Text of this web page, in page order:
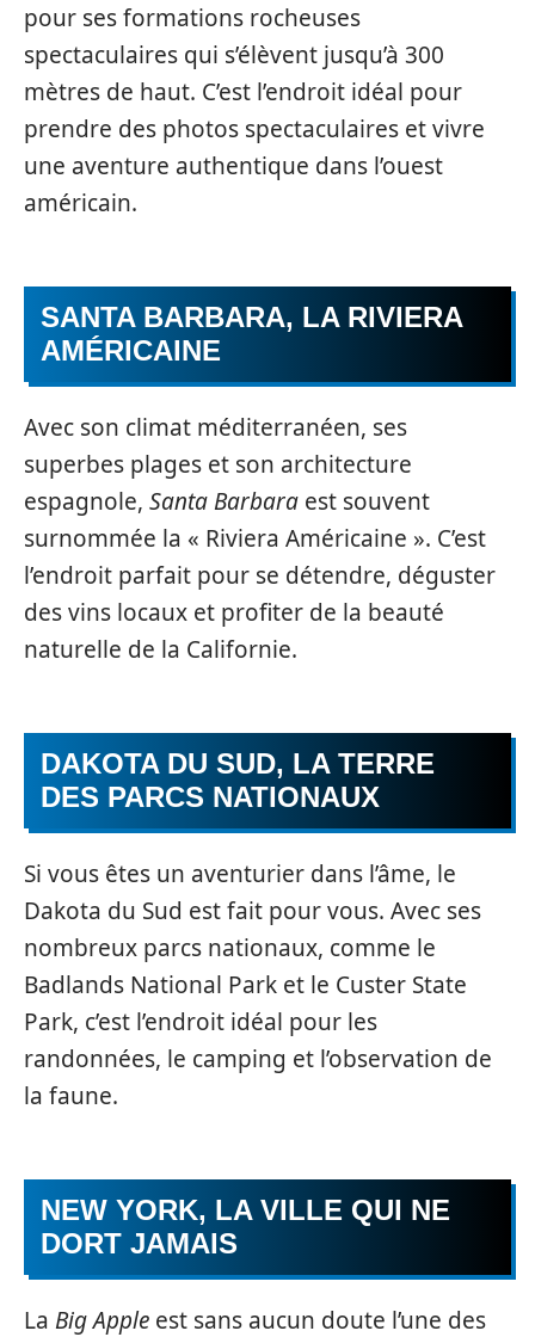
pour ses formations rocheuses
spectaculaires qui s’élèvent jusqu’à 300
mètres de haut. C’est l’endroit idéal pour
prendre des photos spectaculaires et vivre
une aventure authentique dans l’ouest
américain.
SANTA BARBARA, LA RIVIERA
AMÉRICAINE
Avec son climat méditerranéen, ses
superbes plages et son architecture
espagnole, Santa Barbara est souvent
surnommée la « Riviera Américaine ». C’est
l’endroit parfait pour se détendre, déguster
des vins locaux et profiter de la beauté
naturelle de la Californie.
DAKOTA DU SUD, LA TERRE
DES PARCS NATIONAUX
Si vous êtes un aventurier dans l’âme, le
Dakota du Sud est fait pour vous. Avec ses
nombreux parcs nationaux, comme le
Badlands National Park et le Custer State
Park, c’est l’endroit idéal pour les
randonnées, le camping et l’observation de
la faune.
NEW YORK, LA VILLE QUI NE
DORT JAMAIS
La Big Apple est sans aucun doute l’une des